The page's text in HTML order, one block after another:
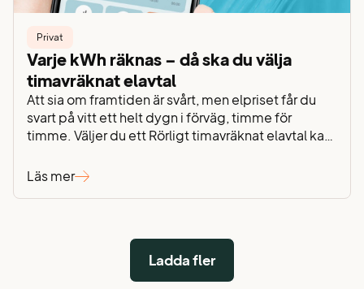
Privat
Varje kWh räknas – då ska du välja
timavräknat elavtal
Att sia om framtiden är svårt, men elpriset får du
svart på vitt ett helt dygn i förväg, timme för
timme. Väljer du ett Rörligt timavräknat elavtal kan
enkelt sätt att aktivt minska dina elkostnader. Vår
Läs mer
Ladda fler